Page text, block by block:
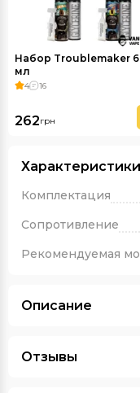
Набор Troublemaker
мл
4 16
262грн
Характеристики
Комплектация
Сопротивление
Рекомендуемая
Описание
Отзывы